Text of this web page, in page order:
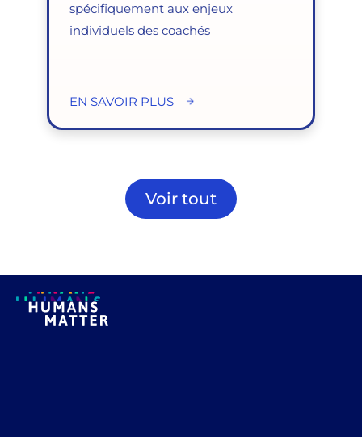
spécifiquement aux enjeux
individuels des coachés
EN SAVOIR PLUS
Voir tout